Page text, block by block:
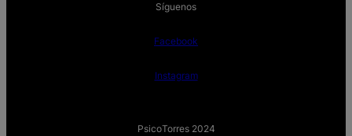
Síguenos
Facebook
Instagram
PsicoTorres 2024